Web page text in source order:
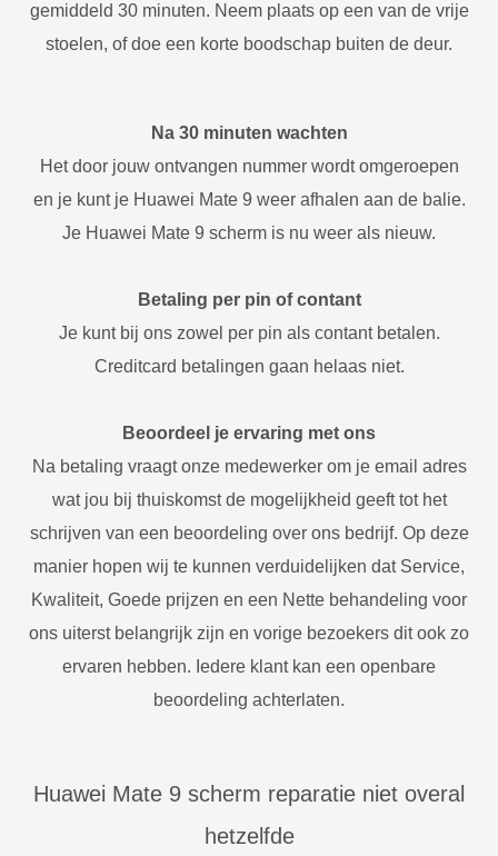
gemiddeld 30 minuten. Neem plaats op een van de vrije
stoelen, of doe een korte boodschap buiten de deur.
Na 30 minuten wachten
Het door jouw ontvangen nummer wordt omgeroepen
en je kunt je Huawei Mate 9 weer afhalen aan de balie.
Je Huawei Mate 9 scherm is nu weer als nieuw.
Betaling per pin of contant
Je kunt bij ons zowel per pin als contant betalen.
Creditcard betalingen gaan helaas niet.
Beoordeel je ervaring met ons
Na betaling vraagt onze medewerker om je email adres
wat jou bij thuiskomst de mogelijkheid geeft tot het
schrijven van een beoordeling over ons bedrijf. Op deze
manier hopen wij te kunnen verduidelijken dat Service,
Kwaliteit, Goede prijzen en een Nette behandeling voor
ons uiterst belangrijk zijn en vorige bezoekers dit ook zo
ervaren hebben. Iedere klant kan een openbare
beoordeling achterlaten.
Huawei Mate 9 scherm reparatie niet overal
hetzelfde